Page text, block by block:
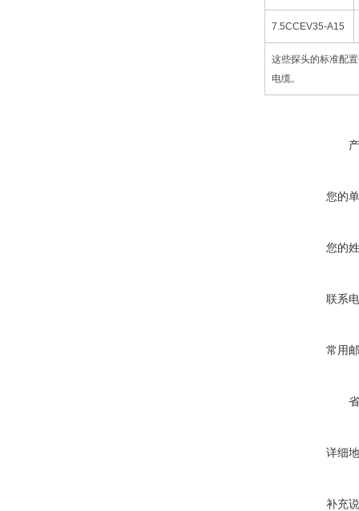
7.5CCEV35-A15
这些探头的标准配
电缆。
您的
您的
联系
常用
详细
补充